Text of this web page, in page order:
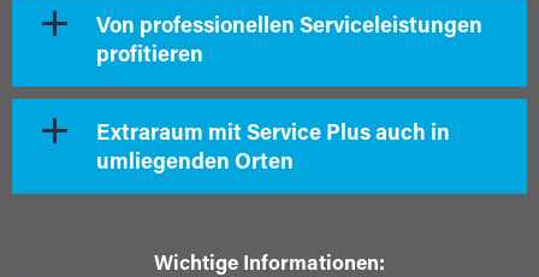
Von professionellen Serviceleistungen
profitieren
Extraraum mit Service Plus auch in
umliegenden Orten
Wichtige Informationen: